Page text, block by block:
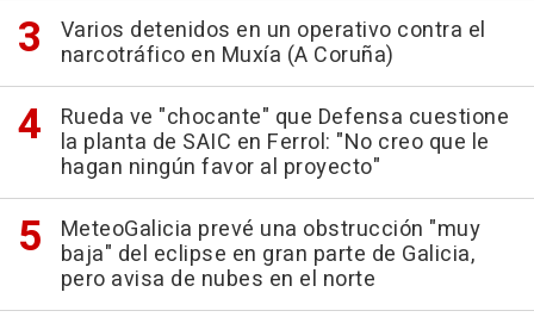
Varios detenidos en un operativo contra el
narcotráfico en Muxía (A Coruña)
Rueda ve "chocante" que Defensa cuestione
la planta de SAIC en Ferrol: "No creo que le
hagan ningún favor al proyecto"
MeteoGalicia prevé una obstrucción "muy
baja" del eclipse en gran parte de Galicia,
pero avisa de nubes en el norte